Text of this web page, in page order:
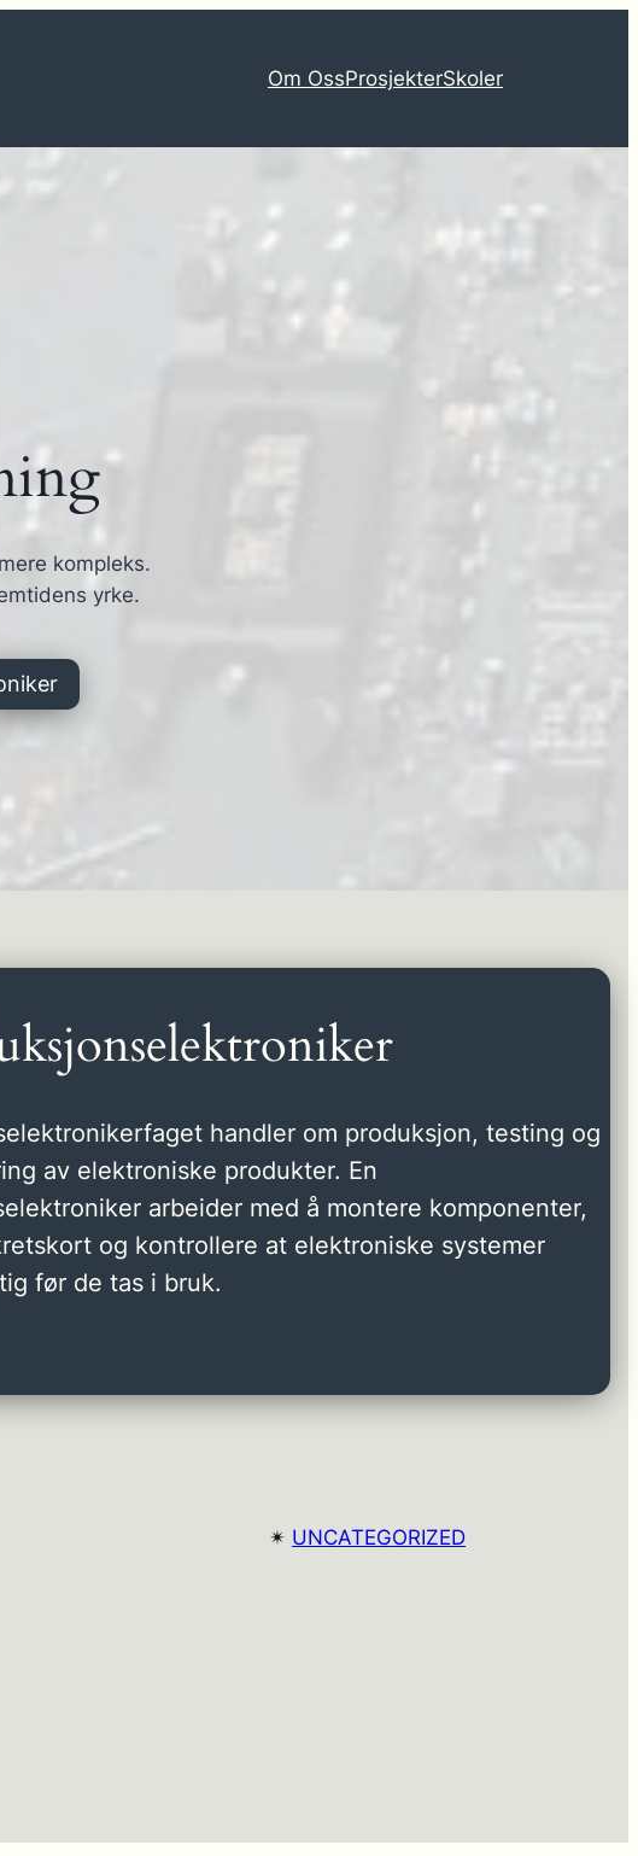
Om OssProsjekterSkoler
kompleks.
yrke.
handler om produksjon, testing og
av elektroniske produkter. En
arbeider med å montere komponenter,
og kontrollere at elektroniske systemer
før de tas i bruk.
✴︎ UNCATEGORIZED